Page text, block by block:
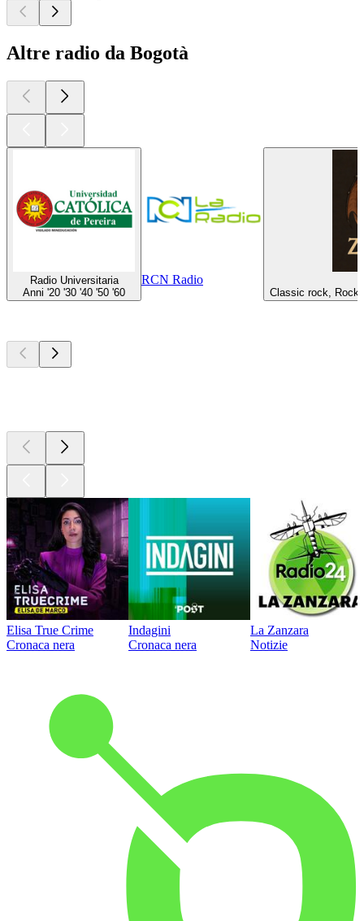
Altre radio da Bogotà
Radio Universitaria
Anni '20 '30 '40 '50 '60
RCN Radio
Classic rock, Rock
Elisa True Crime
Cronaca nera
Indagini
Cronaca nera
La Zanzara
Notizie